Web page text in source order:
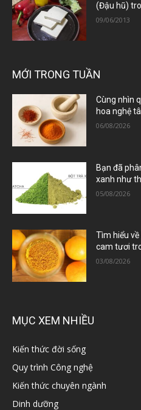
(Đậu hũ)
09/06/2013
MỚI TRONG TUẦN
Cùng nhìn
hoa nghệ
06/08/2026
Bạn đã
xanh như
05/08/2026
Tìm hiểu
cam tươi
03/08/2026
MỤC XEM NHIỀU
Kiến thức đời sống
Quy trình Công nghệ
Kiến thức chuyên ngành
Dinh dưỡng